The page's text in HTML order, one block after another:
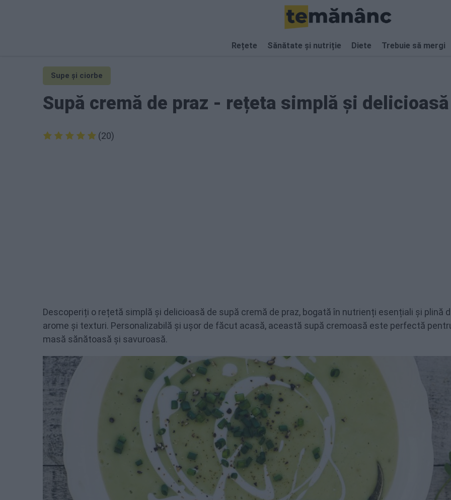
Rețete Sănătate și nutriție Diete Trebuie să mergi
Supe și ciorbe
Supă cremă de praz - rețeta simplă și delicioasă
(20)
Descoperiți o rețetă simplă și delicioasă de supă cremă de praz, bogată în nutrienți esențiali și plină
arome și texturi. Personalizabilă și ușor de făcut acasă, această supă cremoasă este perfectă
masă sănătoasă și savuroasă.